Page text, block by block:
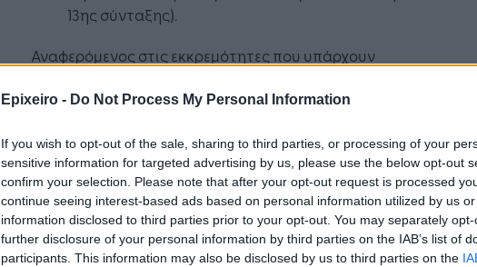
Epixeiro - Do Not Process My Personal Information
If you wish to opt-out of the sale, sharing to third parties, or processing of your
sensitive information for targeted advertising by us, please use the below opt-out
confirm your selection. Please note that after your opt-out request is processed
continue seeing interest-based ads based on personal information utilized by us
information disclosed to third parties prior to your opt-out. You may separately
further disclosure of your personal information by third parties on the IAB’s list of
participants. This information may also be disclosed by us to third parties on the
13ης σύνταξης).
Αναφερόμενος στις εκκρεμότητες που υπάρχουν
διαδοχικής ασφάλισης, είπε ότι μέχρι 31/12 θα έχει
Μέσα στις επόμενες εβδομάδες θα έχει
ολοκληρωθεί η εκκαθάριση όλων των κύριων
συντάξεων, διαβεβαίωσε.
Παράλληλα έχει ξεκινήσει και η αποκλιμάκωση
των επικουρικών συντάξεων, είπε.